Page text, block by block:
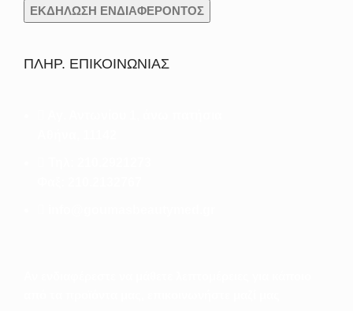
ΠΛΗΡ. ΕΠΙΚΟΙΝΩΝΙΑΣ